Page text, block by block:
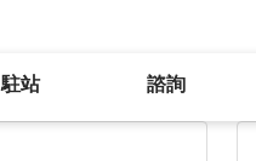
駐站 諮詢